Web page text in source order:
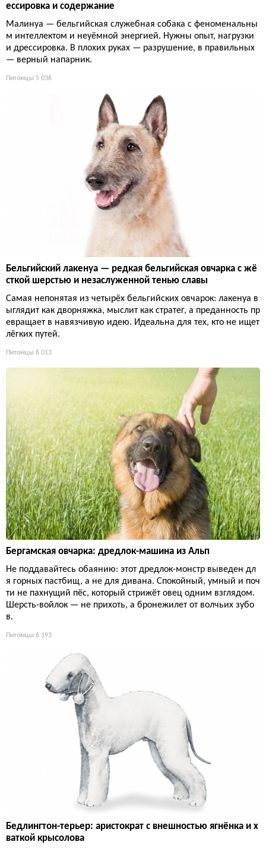
ессировка и содержание
Малинуа — бельгийская служебная собака с феноменальны
м интеллектом и неуёмной энергией. Нужны опыт, нагрузки
и дрессировка. В плохих руках — разрушение, в правильных
— верный напарник.
Питомцы 5 036
Бельгийский лакенуа — редкая бельгийская овчарка с жё
сткой шерстью и незаслуженной тенью славы
Самая непонятая из четырёх бельгийских овчарок: лакенуа в
ыглядит как дворняжка, мыслит как стратег, а преданность пр
евращает в навязчивую идею. Идеальна для тех, кто не ищет
лёгких путей.
Питомцы 6 013
Бергамская овчарка: дредлок-машина из Альп
Не поддавайтесь обаянию: этот дредлок-монстр выведен дл
я горных пастбищ, а не для дивана. Спокойный, умный и поч
ти не пахнущий пёс, который стрижёт овец одним взглядом.
Шерсть-войлок — не прихоть, а бронежилет от волчьих зубо
в.
Питомцы 6 193
Бедлингтон-терьер: аристократ с внешностью ягнёнка и х
ваткой крысолова